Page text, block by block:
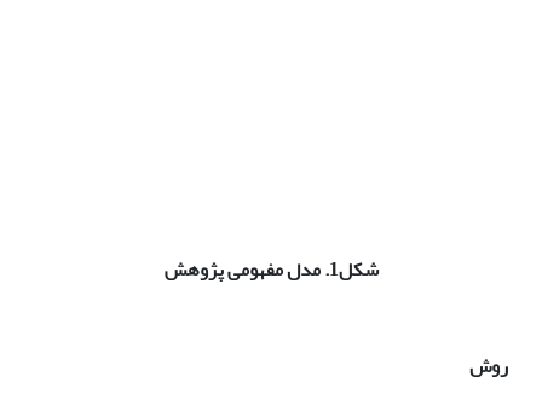
شکل1. مدل مفهومی پژوهش
روش‌